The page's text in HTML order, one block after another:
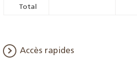
Total
Accès rapides